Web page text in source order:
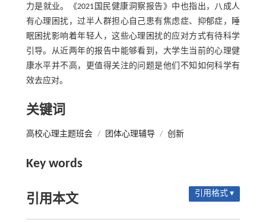
力是就业。《2021国民健康洞察报告》中也指出，八成人
有心理困扰，过半人群担心自己患有焦虑症、抑郁症，睡
眠困扰影响着年轻人，这些心理困扰的应对方式有待科学
引导。从近两年的报告中能够看到，大学生当前的心理健
康水平并不高，更值得关注的问题是他们不知如何科学有
效去应对。
关键词
高校心理主题班会 / 团体心理辅导 / 创新
Key words
引用本文 引用格式 ▾